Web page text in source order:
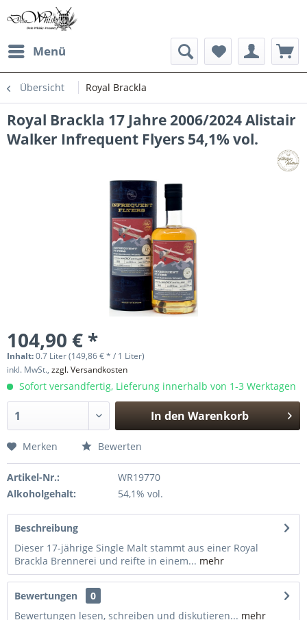
Menü
Übersicht Royal Brackla
Royal Brackla 17 Jahre 2006/2024 Alistair
Walker Infrequent Flyers 54,1% vol.
104,90 € *
Inhalt:0.7 Liter (149,86 € * / 1 Liter)
inkl. MwSt., zzgl. Versandkosten
Sofort versandfertig, Lieferung innerhalb von 1-3 Werktagen
In den Warenkorb
Merken Bewerten
Artikel-Nr.:
WR19770
Alkoholgehalt:
54,1% vol.
Beschreibung
Dieser 17-jährige Single Malt stammt aus einer Royal
Brackla Brennerei und reifte in einem... mehr
Bewertungen
0
Bewertungen lesen, schreiben und diskutieren... mehr